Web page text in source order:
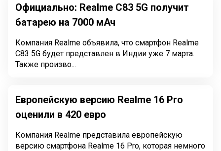
Официально: Realme C83 5G получит
батарею на 7000 мАч
Компания Realme объявила, что смартфон Realme
C83 5G будет представлен в Индии уже 7 марта.
Также произво...
Европейскую версию Realme 16 Pro
оценили в 420 евро
Компания Realme представила европейскую
версию смартфона Realme 16 Pro, которая немного